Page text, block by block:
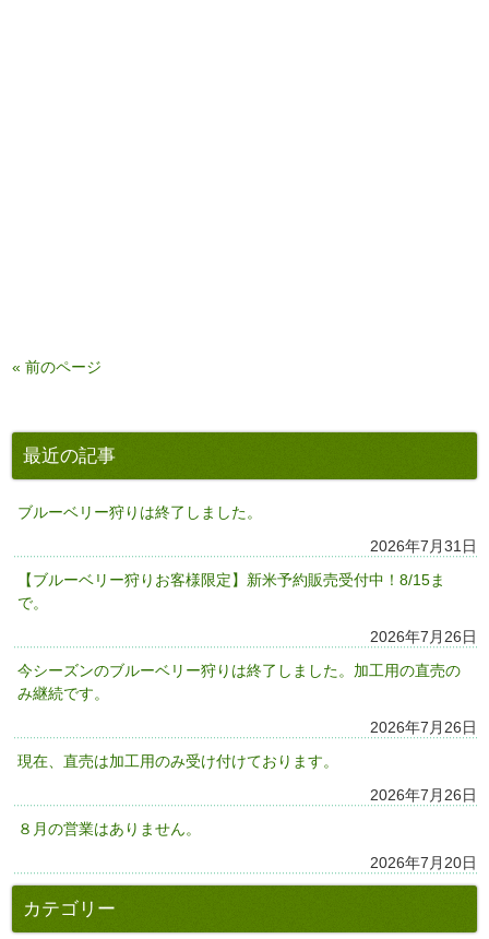
« 前のページ
最近の記事
ブルーベリー狩りは終了しました。
2026年7月31日
【ブルーベリー狩りお客様限定】新米予約販売受付中！8/15ま
で。
2026年7月26日
今シーズンのブルーベリー狩りは終了しました。加工用の直売の
み継続です。
2026年7月26日
現在、直売は加工用のみ受け付けております。
2026年7月26日
８月の営業はありません。
2026年7月20日
カテゴリー